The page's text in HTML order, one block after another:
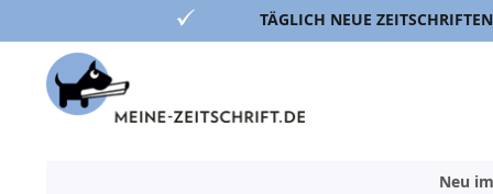
TÄGLICH NEUE ZEITSCHRIFTEN
Inhalt
Neu